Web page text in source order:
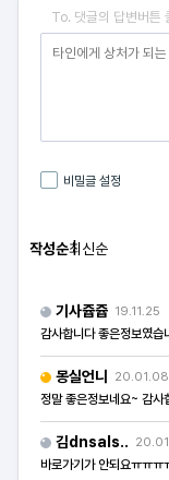
To. 댓글의 답변버튼
비밀글 설정
작성순최신순
기사쥽쥽 19.11.25
감사합니다 좋은정보였습
몽실언니
20.01.08
정말 좋은정보네요~ 감사
김dnsals..
바로가기가 안되요ㅠㅠㅠ